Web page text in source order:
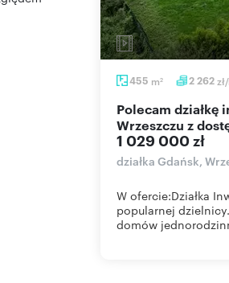
455 m2 2 262
Polecam działkę inwestycyjną 455 m² w
Wrzeszczu z
1 029 000 zł
działka Gdańsk,
W ofercie:Działka
popularnej
domów